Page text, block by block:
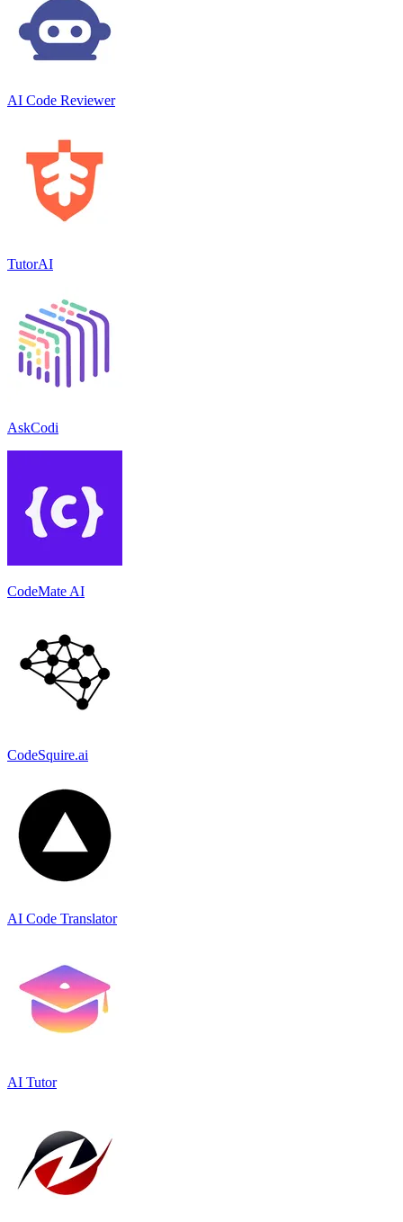
AI Code Reviewer
TutorAI
AskCodi
CodeMate AI
CodeSquire.ai
AI Code Translator
AI Tutor